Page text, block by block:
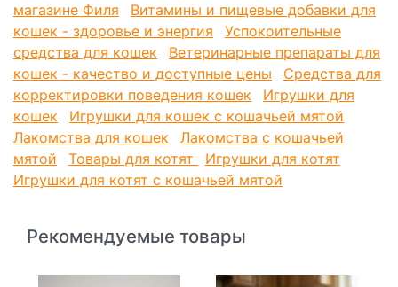
магазине Филя
Витамины и пищевые добавки для
кошек - здоровье и энергия
Успокоительные
средства для кошек
Ветеринарные препараты для
кошек - качество и доступные цены
Средства для
корректировки поведения кошек
Игрушки для
кошек
Игрушки для кошек с кошачьей мятой
Лакомства для кошек
Лакомства с кошачьей
мятой
Товары для котят
Игрушки для котят
Игрушки для котят с кошачьей мятой
Рекомендуемые товары